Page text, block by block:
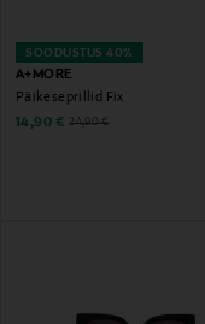
SOODUSTUS 40%
A+MORE
Päikeseprillid Fix
Discounted Price
14,90 € Original Price
24,90 €